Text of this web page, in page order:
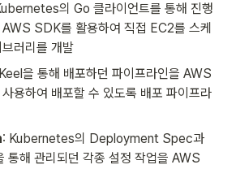
의 Go 클라이언트를 통해 진행
SDK를 활용하여 직접 EC2를 스케
러리를 개발
을 통해 배포하던 파이프라인을 AWS
용하여 배포할 수 있도록 배포 파이프라
: Kubernetes의 Deployment Spec과
해 관리되던 각종 설정 작업을 AWS